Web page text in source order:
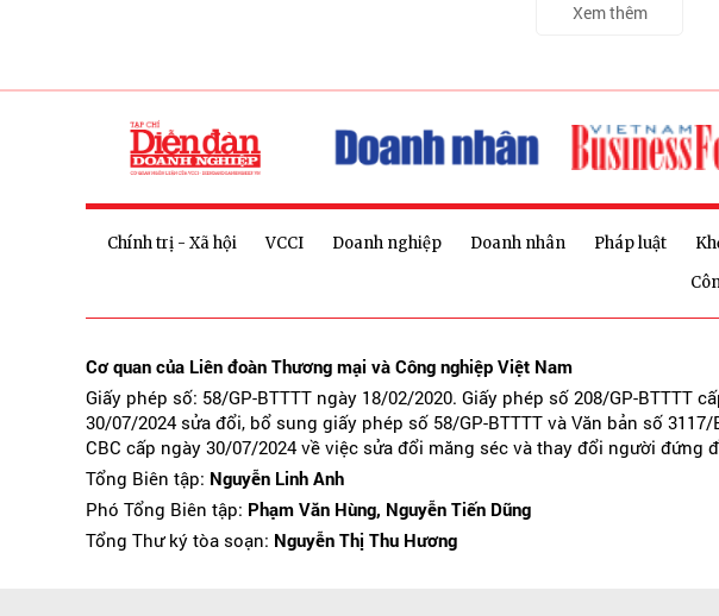
Xem thêm
Chính trị - Xã hội VCCI Doanh nghiệp Doanh nhân Pháp luật
Cơ quan của Liên đoàn Thương mại và Công nghiệp Việt Nam
Giấy phép số: 58/GP-BTTTT ngày 18/02/2020. Giấy phép số 208/GP-BTTTT
30/07/2024 sửa đổi, bổ sung giấy phép số 58/GP-BTTTT và Văn bản số 3117/
CBC cấp ngày 30/07/2024 về việc sửa đổi măng séc và thay đổi người đứng
Tổng Biên tập: Nguyễn Linh Anh
Phó Tổng Biên tập: Phạm Văn Hùng, Nguyễn Tiến Dũng
Tổng Thư ký tòa soạn: Nguyễn Thị Thu Hương